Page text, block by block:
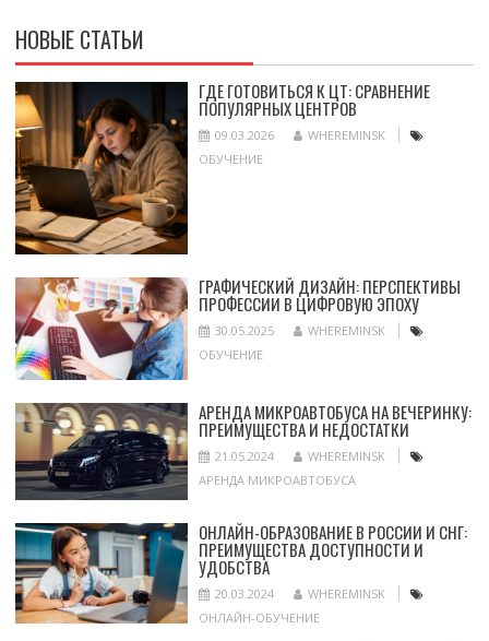
НОВЫЕ СТАТЬИ
ГДЕ ГОТОВИТЬСЯ К ЦТ: СРАВНЕНИЕ
ПОПУЛЯРНЫХ ЦЕНТРОВ
09.03.2026
WHEREMINSK
ОБУЧЕНИЕ
ГРАФИЧЕСКИЙ ДИЗАЙН: ПЕРСПЕКТИВЫ
ПРОФЕССИИ В ЦИФРОВУЮ ЭПОХУ
30.05.2025
WHEREMINSK
ОБУЧЕНИЕ
АРЕНДА МИКРОАВТОБУСА НА ВЕЧЕРИНКУ:
ПРЕИМУЩЕСТВА И НЕДОСТАТКИ
21.05.2024
WHEREMINSK
АРЕНДА МИКРОАВТОБУСА
ОНЛАЙН-ОБРАЗОВАНИЕ В РОССИИ И СНГ:
ПРЕИМУЩЕСТВА ДОСТУПНОСТИ И
УДОБСТВА
20.03.2024
WHEREMINSK
ОНЛАЙН-ОБУЧЕНИЕ